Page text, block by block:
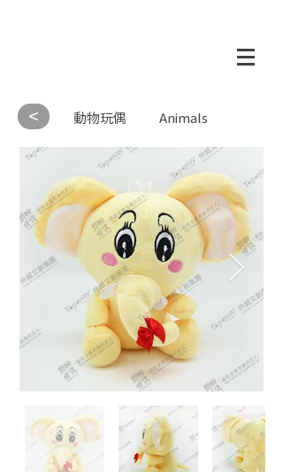
< 動物玩偶 Animals